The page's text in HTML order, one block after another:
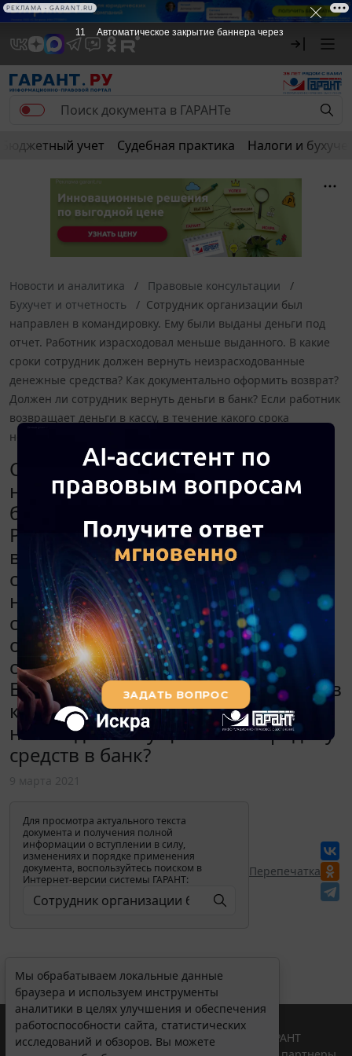
Бюджетный учет Судебная практика Налоги и
Новости и аналитика
Правовые консультации
Бухучет и отчетность
Сотрудник организации был
направлен в командировку. Ему были выданы деньги под
отчет. Работник израсходовал меньше выданного. В какие
сроки сотрудник должен вернуть неизрасходованные
денежные средства? Как документально оформить возврат?
Должен ли сотрудник вернуть деньги в банк? Если работник
возвращает деньги в кассу, в течение какого срока
необходимо осуществить передачу средств в банк?
Сотрудник организации был
направлен в командировку. Ему
были выданы деньги под отчет.
Работник израсходовал меньше
выданного. В какие сроки
сотрудник должен вернуть
неизрасходованные денежные
средства? Как документально
оформить возврат? Должен ли
сотрудник вернуть деньги в банк?
Если работник возвращает деньги в
кассу, в течение какого срока
необходимо осуществить передачу
средств в банк?
Для просмотра актуального текста
документа и получения полной
информации о вступлении в силу,
изменениях и порядке применения
документа, воспользуйтесь поиском в
Интернет-версии системы ГАРАНТ:
Перепечатка
Мы обрабатываем локальные данные
браузера и используем инструменты
аналитики в целях улучшения и обеспечения
работоспособности сайта, статистических
исследований и обзоров. Вы можете
© ООО "НПП "ГАРАНТ-СЕРВИС", 2026. Система ГАРАНТ
11 Автоматическое закрытие баннера через
РЕКЛАМА • GARANT.RU